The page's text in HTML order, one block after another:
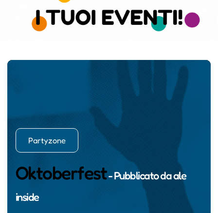
Partyzone
Oktoberfest- Pubblicato daale
inside